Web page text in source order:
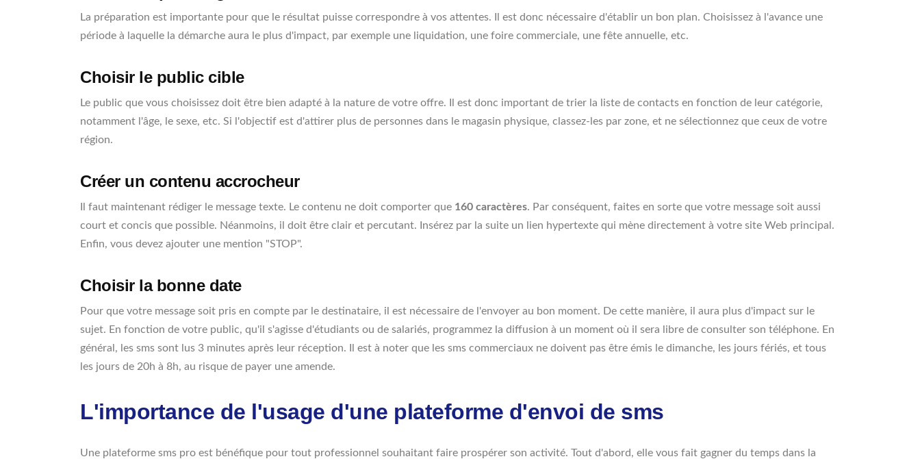
La préparation est importante pour que le résultat puisse correspondre à vos attentes. Il est donc nécessaire d'établir un bon plan. Choisissez à l'avance une
période à laquelle la démarche aura le plus d'impact, par exemple une liquidation, une foire commerciale, une fête annuelle, etc.
Choisir le public cible
Le public que vous choisissez doit être bien adapté à la nature de votre offre. Il est donc important de trier la liste de contacts en fonction de leur catégorie,
notamment l'âge, le sexe, etc. Si l'objectif est d'attirer plus de personnes dans le magasin physique, classez-les par zone, et ne sélectionnez que ceux de votre
région.
Créer un contenu accrocheur
Il faut maintenant rédiger le message texte. Le contenu ne doit comporter que 160 caractères. Par conséquent, faites en sorte que votre message soit aussi
court et concis que possible. Néanmoins, il doit être clair et percutant. Insérez par la suite un lien hypertexte qui mène directement à votre site Web principal.
Enfin, vous devez ajouter une mention "STOP".
Choisir la bonne date
Pour que votre message soit pris en compte par le destinataire, il est nécessaire de l'envoyer au bon moment. De cette manière, il aura plus d'impact sur le
sujet. En fonction de votre public, qu'il s'agisse d'étudiants ou de salariés, programmez la diffusion à un moment où il sera libre de consulter son téléphone. En
général, les sms sont lus 3 minutes après leur réception. Il est à noter que les sms commerciaux ne doivent pas être émis le dimanche, les jours fériés, et tous
les jours de 20h à 8h, au risque de payer une amende.
L'importance de l'usage d'une plateforme d'envoi de sms
Une plateforme sms pro est bénéfique pour tout professionnel souhaitant faire prospérer son activité. Tout d'abord, elle vous fait gagner du temps dans la